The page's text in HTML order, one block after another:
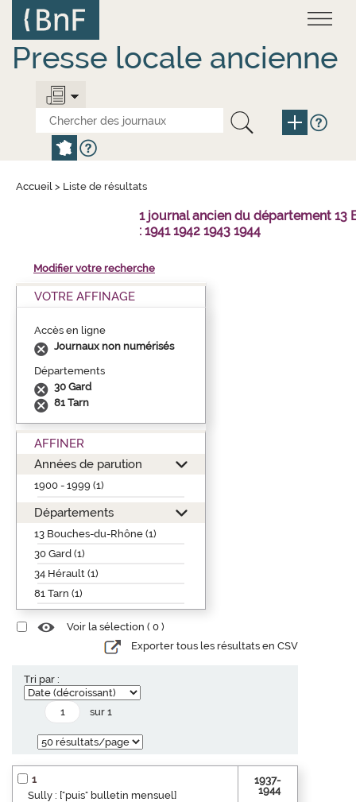
contenu
principal
Presse locale ancienne
Accueil > Liste de résultats
1 journal ancien du département
: 1941 1942 1943 1944
Modifier votre recherche
VOTRE AFFINAGE
Accès en ligne
Journaux non numérisés
Départements
30 Gard
81 Tarn
AFFINER
Années de parution
1900 - 1999 (1)
Départements
13 Bouches-du-Rhône (1)
30 Gard (1)
34 Hérault (1)
81 Tarn (1)
Voir la sélection ( 0 )
Exporter tous les résultats en CSV
Tri par :
sur 1
1
Sully : ["puis" bulletin mensuel]
1937-
1944
Panneau de gestion des cookies